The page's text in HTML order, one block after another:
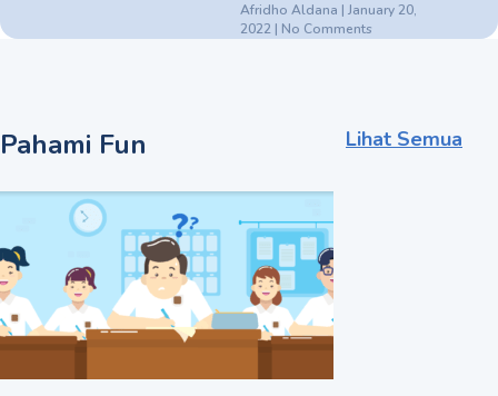
Afridho Aldana
January 20,
2022
No Comments
Pahami Fun Lihat Semua